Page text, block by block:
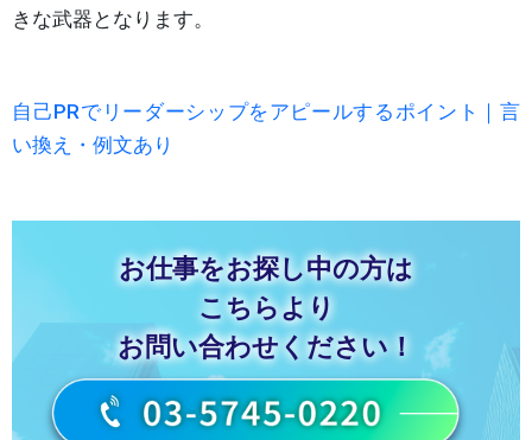
きな武器となります。
自己PRでリーダーシップをアピールするポイント｜言
い換え・例文あり
お仕事をお探し中の方は
こちらより
お問い合わせください！